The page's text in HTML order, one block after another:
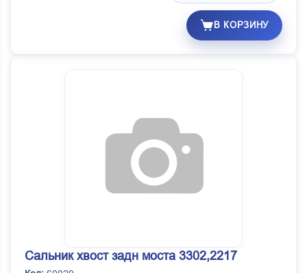
В КОРЗИНУ
Сальник хвост задн моста 3302,2217